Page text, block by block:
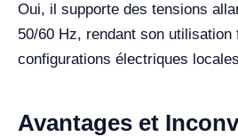
Oui, il supporte des tensions
50/60 Hz, rendant son utilisation
configurations électriques
Avantages et